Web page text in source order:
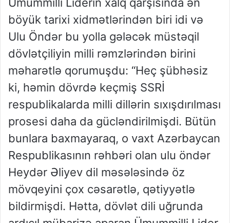
Ümummilli Liderin xalq qarşısında ən
böyük tarixi xidmətlərindən biri idi və
Ulu Öndər bu yolla gələcək müstəqil
dövlətçiliyin milli rəmzlərindən birini
məharətlə qorumuşdu: “Heç şübhəsiz
ki, həmin dövrdə keçmiş SSRİ
respublikalarda milli dillərin sıxışdırılması
prosesi daha da gücləndirilmişdi. Bütün
bunlara baxmayaraq, o vaxt Azərbaycan
Respublikasının rəhbəri olan ulu öndər
Heydər Əliyev dil məsələsində öz
mövqeyini çox cəsarətlə, qətiyyətlə
bildirmişdi. Hətta, dövlət dili uğrunda